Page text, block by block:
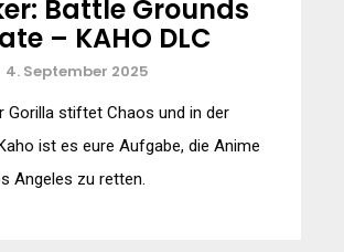
Battle Grounds
– KAHO DLC
4. September 2025
Gorilla stiftet Chaos und in der
ist es eure Aufgabe, die Anime
Angeles zu retten.